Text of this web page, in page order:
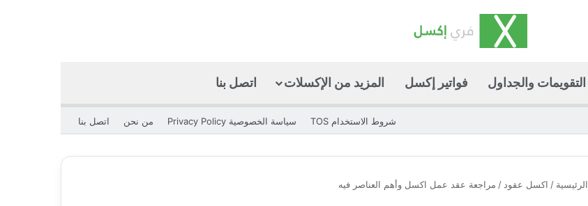
التقويمات والجداول فواتير إكسل المزيد من الإكسلات اتصل بنا
شروط الاستخدام TOS سياسة الخصوصية Privacy Policy من نحن اتصل بنا
الرئيسية / اكسل عقود / مراجعة عقد عمل اكسل وأهم العناصر فيه